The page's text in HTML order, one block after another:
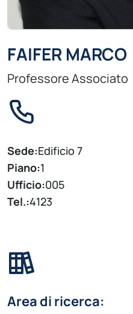
FAIFER MARCO
Professore Associato
Sede:Edificio 7
Piano:1
Ufficio:005
Tel.:4123
Area di ricerca: